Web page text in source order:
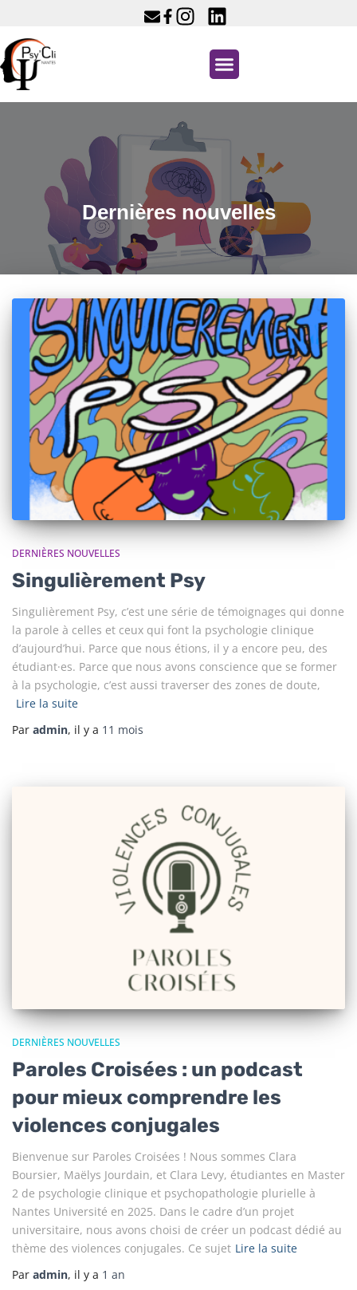
Dernières nouvelles
DERNIÈRES NOUVELLES
Singulièrement Psy
Singulièrement Psy, c’est une série de témoignages qui donne
la parole à celles et ceux qui font la psychologie clinique
d’aujourd’hui. Parce que nous étions, il y a encore peu, des
étudiant·es. Parce que nous avons conscience que se former
à la psychologie, c’est aussi traverser des zones de doute,
Lire la suite
Par admin, il y a 11 mois
DERNIÈRES NOUVELLES
Paroles Croisées : un podcast
pour mieux comprendre les
violences conjugales
Bienvenue sur Paroles Croisées ! Nous sommes Clara
Boursier, Maëlys Jourdain, et Clara Levy, étudiantes en Master
2 de psychologie clinique et psychopathologie plurielle à
Nantes Université en 2025. Dans le cadre d’un projet
universitaire, nous avons choisi de créer un podcast dédié au
thème des violences conjugales. Ce sujet Lire la suite
Par admin, il y a 1 an